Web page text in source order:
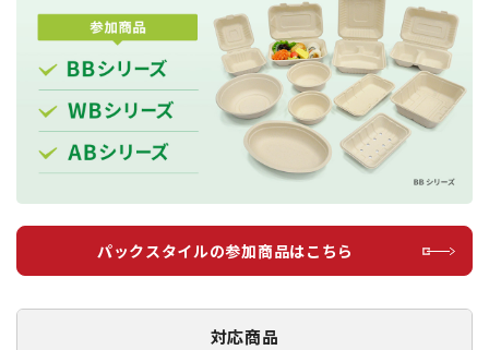
パックスタイルの参加商品はこちら
対応商品